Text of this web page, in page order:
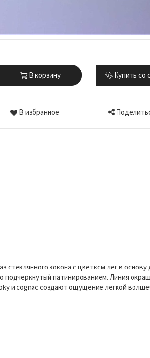
В корзину Купить со
В избранное
кокона с цветком лег в основу
патинированием. Линия
и cognac создают ощущение легкой